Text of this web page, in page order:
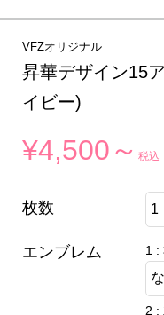
VFZオリジナル
昇華デザイン15
イビー)
¥4,500～税込
枚数
エンブレム 1 :
2 :